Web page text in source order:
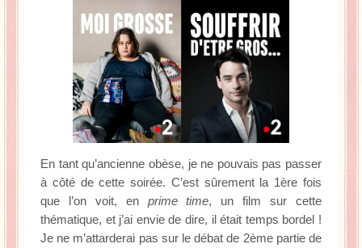
En tant qu’ancienne obèse, je ne pouvais pas passer
à côté de cette soirée. C’est sûrement la 1ère fois
que l’on voit, en prime time, un film sur cette
thématique, et j’ai envie de dire, il était temps bordel !
Je ne m’attarderai pas sur le débat de 2ème partie de